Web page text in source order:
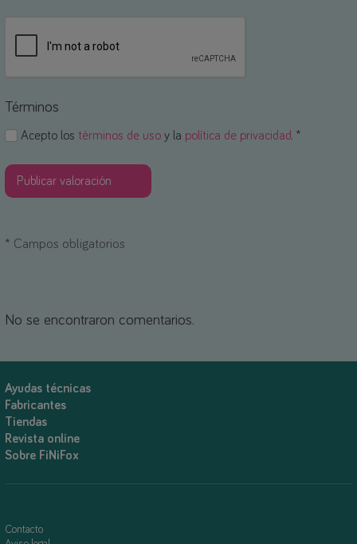
Términos
Acepto los términos de uso y la política de privacidad. *
* Campos obligatorios
No se encontraron comentarios.
Ayudas técnicas
Fabricantes
Tiendas
Revista online
Sobre FiNiFox
Contacto